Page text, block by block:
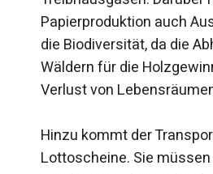
Papierproduktion auch
die Biodiversität, da die
Wäldern für die
Verlust von
Hinzu kommt der
Lottoscheine. Sie